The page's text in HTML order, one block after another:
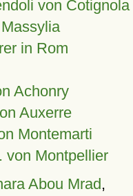
von Cotignola
in Rom
Achonry
Auxerre
Montemarti
von Montpellier
Abou Mrad,